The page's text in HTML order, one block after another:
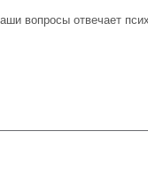
вопросы отвечает